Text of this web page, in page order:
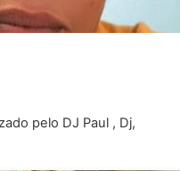
pelo DJ Paul , Dj,